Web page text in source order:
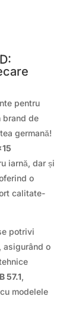
pentru
brand de
germană!
iarnă, dar și
o
calitate-
potrivi
asigurând o
57.1,
modelele